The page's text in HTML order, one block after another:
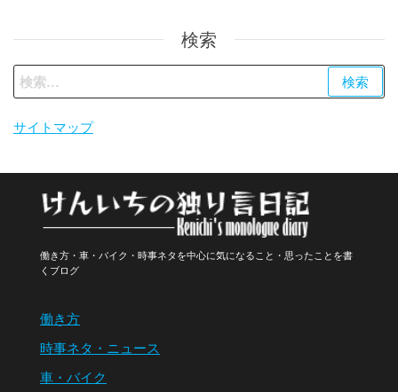
検索
検
索:
サイトマップ
働き方
時事ネタ・ニュース
車・バイク
働き方・車・バイク・時事ネタを中心に気になること・思ったことを書
くブログ